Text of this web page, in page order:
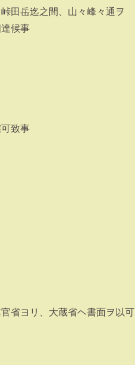
田岳迄之間、山々峰々通ヲ
候事
致事
省ヨリ、大蔵省ヘ書面ヲ以可